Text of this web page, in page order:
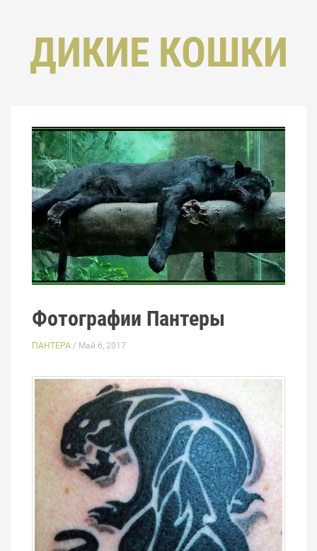
ДИКИЕ КОШКИ
Фотографии Пантеры
ПАНТЕРА / Май 6, 2017